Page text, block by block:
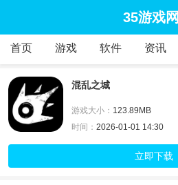
35游戏网
首页 游戏 软件 资讯
混乱之城
游戏大小： 123.89MB
时间： 2026-01-01 14:30
立即下载